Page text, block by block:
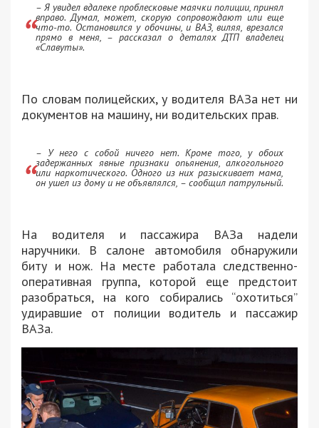
– Я увидел вдалеке проблесковые маячки полиции, принял
вправо. Думал, может, скорую сопровождают или еще
что-то. Остановился у обочины, и ВАЗ, виляя, врезался
прямо в меня, – рассказал о деталях ДТП владелец
«Славуты».
По словам полицейских, у водителя ВАЗа нет ни
документов на машину, ни водительских прав.
– У него с собой ничего нет. Кроме того, у обоих
задержанных явные признаки опьянения, алкогольного
или наркотического. Одного из них разыскивает мама,
он ушел из дому и не объявлялся, – сообщил патрульный.
На водителя и пассажира ВАЗа надели
наручники. В салоне автомобиля обнаружили
биту и нож. На месте работала следственно-
оперативная группа, которой еще предстоит
разобраться, на кого собирались “охотиться”
удиравшие от полиции водитель и пассажир
ВАЗа.